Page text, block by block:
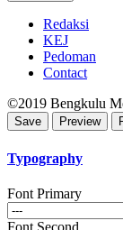
Redaksi
KEJ
Pedoman
Contact
©2019 Bengkulu
Typography
Font Primary
Font Second